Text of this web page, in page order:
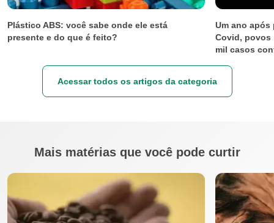
Plástico ABS: você sabe onde ele está
presente e do que é feito?
Um ano após
Covid, povos
mil casos
Acessar todos os artigos da categoria
Mais matérias que você pode curtir